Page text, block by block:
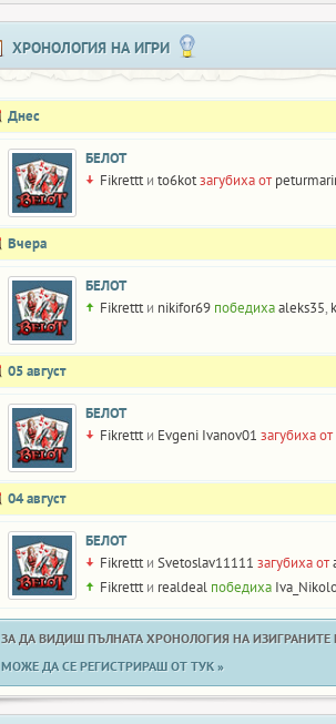
ХРОНОЛОГИЯ НА ИГРИ
Днес
БЕЛОТ
Fikretttи to6kotзагубиха от
Вчера
БЕЛОТ
Fikretttи nikifor69 победихаaleks35,
05 август
БЕЛОТ
Fikretttи Evgeni Ivanov01 загубиха от
04 август
БЕЛОТ
Fikretttи Svetoslav11111 загубиха от
Fikretttи realdeal победиха
ЗА ДА ВИДИШ ПЪЛНАТА ХРОНОЛОГИЯ НА ИЗИГРАНИТЕ
МОЖЕ ДА СЕ РЕГИСТРИРАШ ОТ ТУК »